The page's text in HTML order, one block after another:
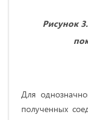
Рисунок3.
Для
полученных